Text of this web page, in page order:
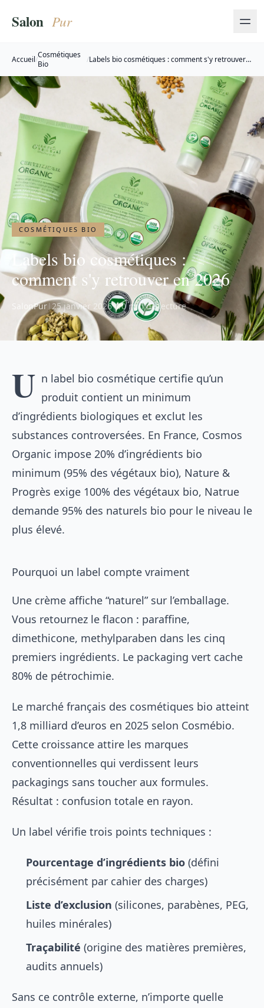
Accueil/Cosmétiques
Bio
/Labels bio cosmétiques : comment s'y retrouver
COSMÉTIQUES BIO
Labels bio cosmétiques :
comment s'y retrouver en 2026
SalonPur|25 janvier 2026|10 min de lecture
U n label bio cosmétique certifie qu’un
produit contient un minimum
d’ingrédients biologiques et exclut les
substances controversées. En France, Cosmos
Organic impose 20% d’ingrédients bio
minimum (95% des végétaux bio), Nature &
Progrès exige 100% des végétaux bio, Natrue
demande 95% des naturels bio pour le niveau le
plus élevé.
Pourquoi un label compte vraiment
Une crème affiche “naturel” sur l’emballage.
Vous retournez le flacon : paraffine,
dimethicone, methylparaben dans les cinq
premiers ingrédients. Le packaging vert cache
80% de pétrochimie.
Le marché français des cosmétiques bio atteint
1,8 milliard d’euros en 2025 selon Cosmébio.
Cette croissance attire les marques
conventionnelles qui verdissent leurs
packagings sans toucher aux formules.
Résultat : confusion totale en rayon.
Un label vérifie trois points techniques :
Pourcentage d’ingrédients bio (défini
précisément par cahier des charges)
Liste d’exclusion (silicones, parabènes, PEG,
huiles minérales)
Traçabilité (origine des matières premières,
audits annuels)
Sans ce contrôle externe, n’importe quelle